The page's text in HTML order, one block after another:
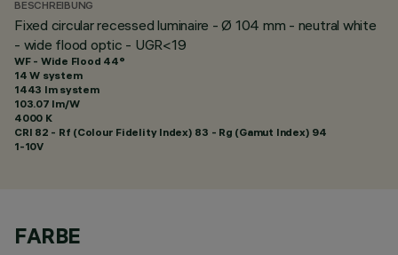
BESCHREIBUNG
Fixed circular recessed luminaire - Ø 104 mm - neutral white
- wide flood optic - UGR<19
WF - Wide Flood 44°
14 W system
1443 lm system
103.07 lm/W
4000 K
CRI 82 - Rf (Colour Fidelity Index) 83 - Rg (Gamut Index) 94
1-10V
FARBE